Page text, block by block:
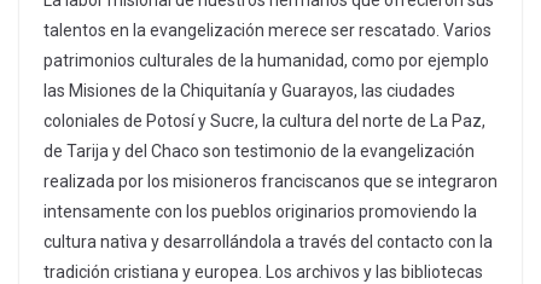
talentos en la evangelización merece ser rescatado. Varios
patrimonios culturales de la humanidad, como por ejemplo
las Misiones de la Chiquitanía y Guarayos, las ciudades
coloniales de Potosí y Sucre, la cultura del norte de La Paz,
de Tarija y del Chaco son testimonio de la evangelización
realizada por los misioneros franciscanos que se integraron
intensamente con los pueblos originarios promoviendo la
cultura nativa y desarrollándola a través del contacto con la
tradición cristiana y europea. Los archivos y las bibliotecas